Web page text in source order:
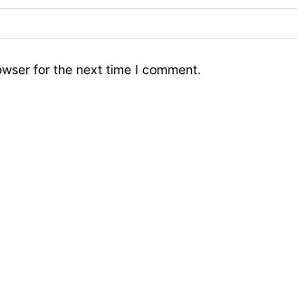
for the next time I comment.